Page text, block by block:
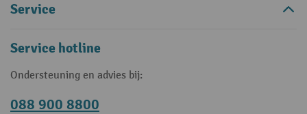
Service
Service hotline
Ondersteuning en advies bij:
088 900 8800